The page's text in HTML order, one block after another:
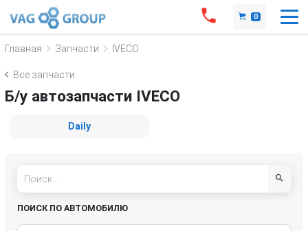
0
Главная Запчасти IVECO
Все запчасти
Б/у автозапчасти IVECO
Daily
ПОИСК ПО АВТОМОБИЛЮ